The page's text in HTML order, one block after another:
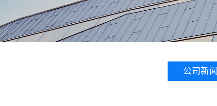
公司新